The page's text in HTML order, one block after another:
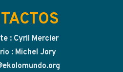
: Cyril Mercier
: Michel Jory